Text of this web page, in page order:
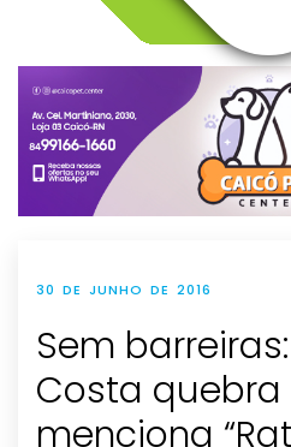
30 DE JUNHO DE 2016
Sem
Costa
menciona